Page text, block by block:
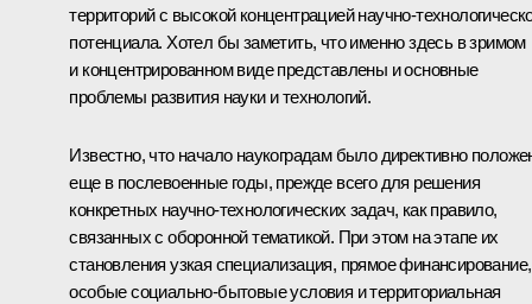
территорий с высокой концентрацией научно-
потенциала. Хотел бы заметить, что именно здесь в зримом
и концентрированном виде представлены и основные
проблемы развития науки и технологий.
Известно, что начало наукоградам было директивно
еще в послевоенные годы, прежде всего для решения
конкретных научно-технологических задач, как правило,
связанных с оборонной тематикой. При этом на этапе их
становления узкая специализация, прямое финансирование,
особые социально-бытовые условия и территориальная